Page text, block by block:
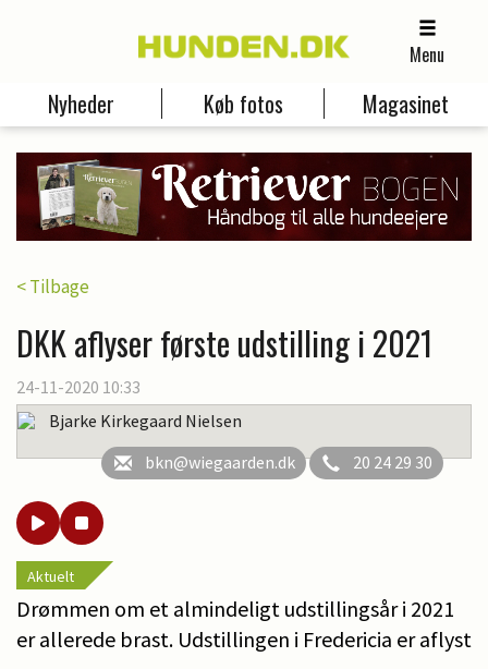
Menu
Nyheder Køb fotos Magasinet
< Tilbage
DKK aflyser første udstilling i 2021
24-11-2020 10:33
Bjarke Kirkegaard Nielsen
bkn@wiegaarden.dk
20 24 29 30
Aktuelt
Drømmen om et almindeligt udstillingsår i 2021
er allerede brast. Udstillingen i Fredericia er aflyst